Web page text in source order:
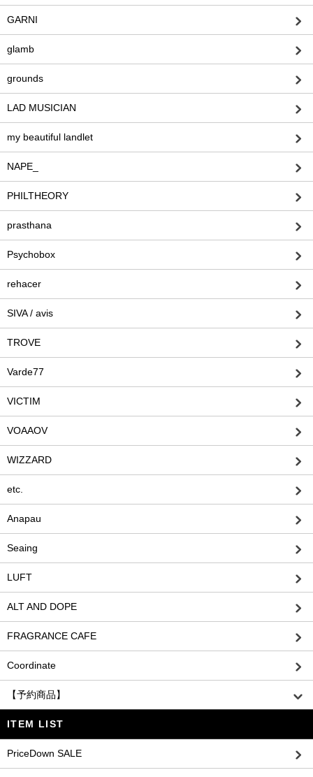
GARNI
glamb
grounds
LAD MUSICIAN
my beautiful landlet
NAPE_
PHILTHEORY
prasthana
Psychobox
rehacer
SIVA / avis
TROVE
Varde77
VICTIM
VOAAOV
WIZZARD
etc.
Anapau
Seaing
LUFT
ALT AND DOPE
FRAGRANCE CAFE
Coordinate
【予約商品】
ITEM LIST
PriceDown SALE